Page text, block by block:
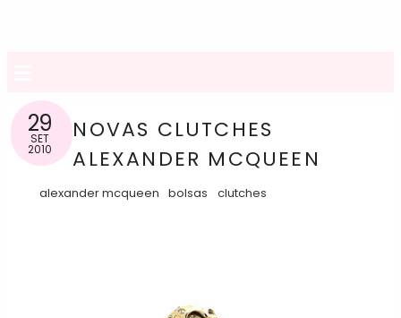
29
SET
2010
NOVAS CLUTCHES
ALEXANDER MCQUEEN
alexander mcqueen bolsas clutches